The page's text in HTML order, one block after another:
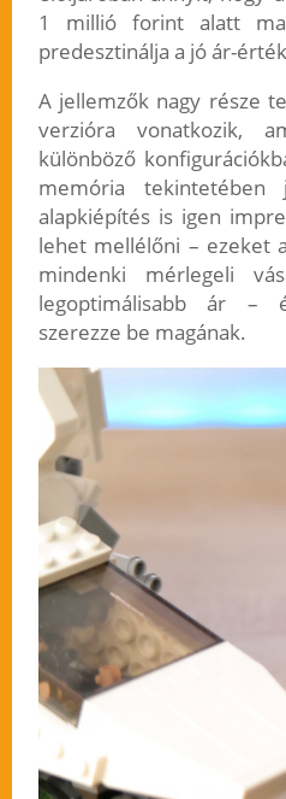
1 millió forint alatt
predesztinálja a jó ár-
A jellemzők nagy része
verzióra vonatkozik,
különböző
memória tekintetében
alapkiépítés is igen
lehet mellélőni – ezeket
mindenki mérlegeli
legoptimálisabb ár –
szerezze be magának.